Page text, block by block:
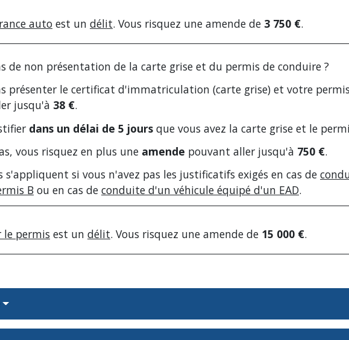
auto est un délit. Vous risquez une amende de 3 750 €.
de non présentation de la carte grise et du permis de conduire ?
présenter le certificat d'immatriculation (carte grise) et votre
jusqu'à 38 €.
dans un délai de 5 jours que vous avez la carte grise et le
vous risquez en plus une amende pouvant aller jusqu'à 750 €.
s'appliquent si vous n'avez pas les justificatifs exigés en cas de
B ou en cas de conduite d'un véhicule équipé d'un EAD.
le permis est un délit. Vous risquez une amende de 15 000 €.